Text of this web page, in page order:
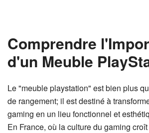
Comprendre
d'un Meuble
Le "meuble playstation" est bien plus
de rangement; il est destiné à
gaming en un lieu fonctionnel et
En France, où la culture du gaming